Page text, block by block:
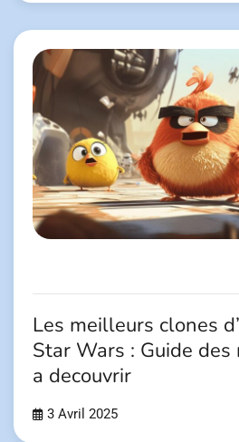
Les meilleurs clones
Star Wars : Guide des
a decouvrir
3 Avril 2025